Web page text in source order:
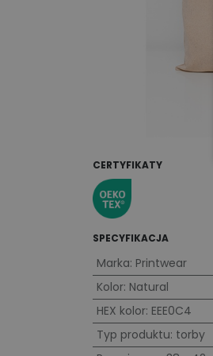
CERTYFIKATY
SPECYFIKACJA
Marka: Printwear
Kolor: Natural
HEX kolor: EEE0C4
Typ produktu: torby